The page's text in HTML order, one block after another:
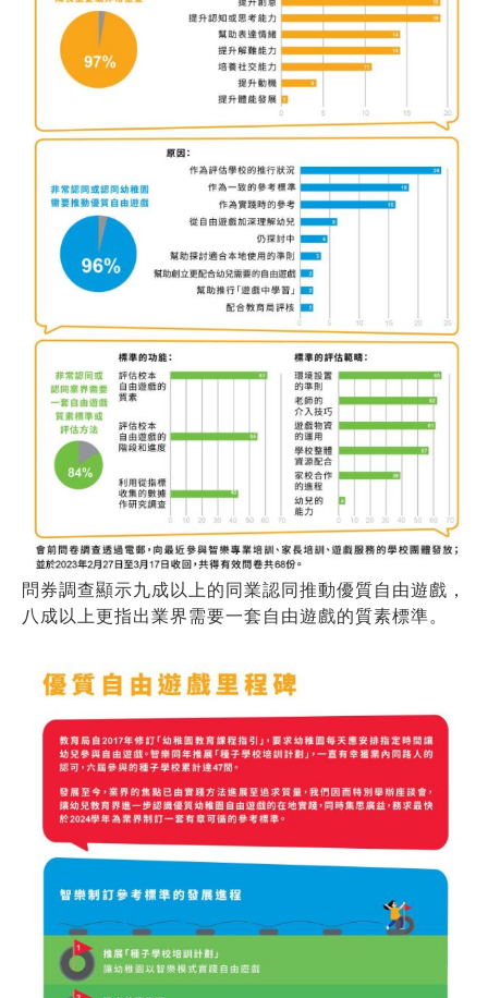
問券調查顯示九成以上的同業認同推動優質自由遊戲，
八成以上更指出業界需要一套自由遊戲的質素標準。